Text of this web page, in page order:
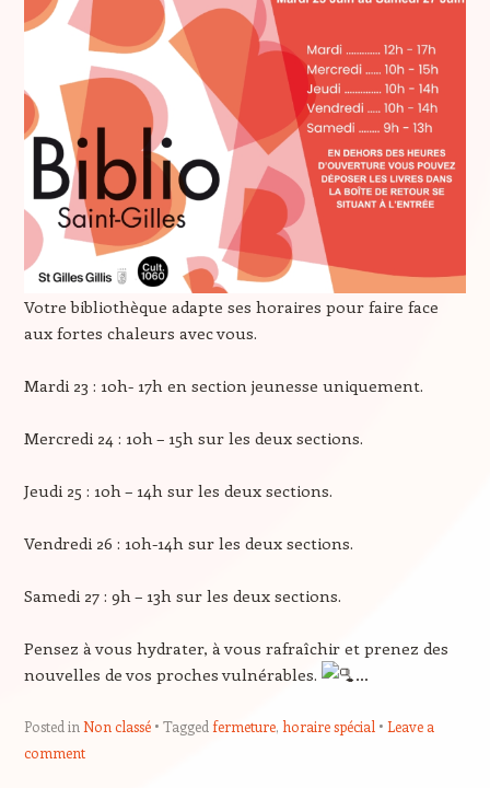
Votre bibliothèque adapte ses horaires pour faire face
aux fortes chaleurs avec vous.
Mardi 23 : 10h- 17h en section jeunesse uniquement.
Mercredi 24 : 10h – 15h sur les deux sections.
Jeudi 25 : 10h – 14h sur les deux sections.
Vendredi 26 : 10h-14h sur les deux sections.
Samedi 27 : 9h – 13h sur les deux sections.
Pensez à vous hydrater, à vous rafraîchir et prenez des
nouvelles de vos proches vulnérables.
…
Posted in Non classé Tagged fermeture, horaire spécial
Leave a
comment